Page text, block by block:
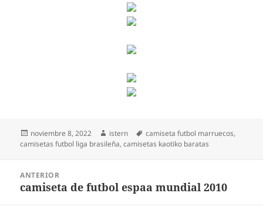
Publicado
el
noviembre 8, 2022 Autor
istern Etiquetas
camiseta futbol marruecos,
camisetas futbol liga brasileña,camisetas kaotiko baratas
entradas
ANTERIOR
Entrada
camiseta de futbol espaa mundial 2010